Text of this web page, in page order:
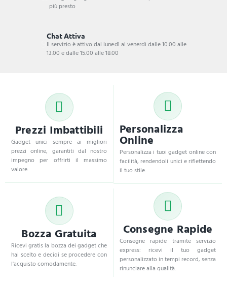
più presto
Chat Attiva
Il servizio è attivo dal lunedì al venerdì dalle 10.00 alle
13.00 e dalle 15.00 alle 18.00
Prezzi Imbattibili
Gadget unici sempre ai migliori
prezzi online, garantiti dal nostro
impegno per offrirti il massimo
valore.
Personalizza
Online
Personalizza i tuoi gadget online con
facilità, rendendoli unici e riflettendo
il tuo stile.
Bozza Gratuita
Ricevi gratis la bozza dei gadget che
hai scelto e decidi se procedere con
l'acquisto comodamente.
Consegne Rapide
Consegne rapide tramite servizio
express: ricevi il tuo gadget
personalizzato in tempi record, senza
rinunciare alla qualità.